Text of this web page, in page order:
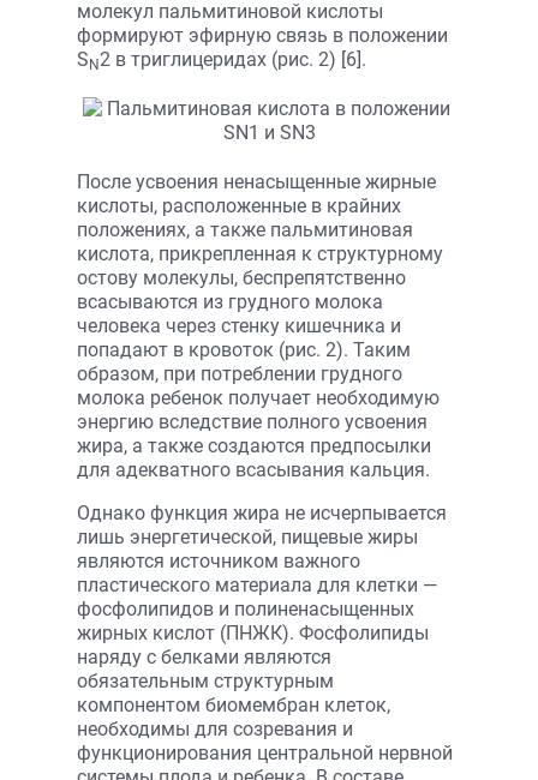
молекул пальмитиновой кислоты
формируют эфирную связь в положении
S N 2 в триглицеридах (рис. 2) [6].
После усвоения ненасыщенные жирные
кислоты, расположенные в крайних
положениях, а также пальмитиновая
кислота, прикрепленная к структурному
остову молекулы, беспрепятственно
всасываются из грудного молока
человека через стенку кишечника и
попадают в кровоток (рис. 2). Таким
образом, при потреблении грудного
молока ребенок получает необходимую
энергию вследствие полного усвоения
жира, а также создаются предпосылки
для адекватного всасывания кальция.
Однако функция жира не исчерпывается
лишь энергетической, пищевые жиры
являются источником важного
пластического материала для клетки —
фосфолипидов и полиненасыщенных
жирных кислот (ПНЖК). Фосфолипиды
наряду с белками являются
обязательным структурным
компонентом биомембран клеток,
необходимы для созревания и
функционирования центральной нервной